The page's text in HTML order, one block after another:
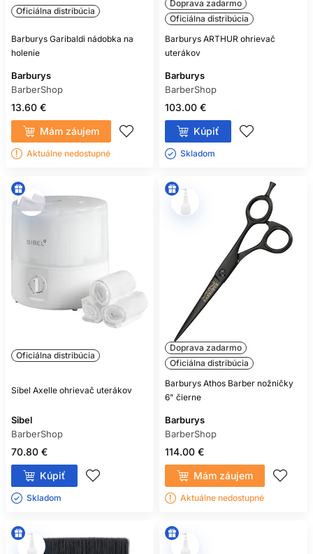
Oficiálna distribúcia
Barburys Garibaldi nádobka na
holenie
Barburys
BarberShop
13.60 €
Mám záujem
Aktuálne nedostupné
Doprava zadarmo
Oficiálna distribúcia
Barburys ARTHUR ohrievač
uterákov
Barburys
BarberShop
103.00 €
Kúpiť
Skladom ㅤ
Oficiálna distribúcia
Sibel Axelle ohrievač uterákov
Sibel
BarberShop
70.80 €
Kúpiť
Skladom ㅤ
Doprava zadarmo
Oficiálna distribúcia
Barburys Athos Barber nožničky
6" čierne
Barburys
BarberShop
114.00 €
Mám záujem
Aktuálne nedostupné